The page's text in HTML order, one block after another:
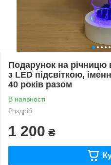
Подарунок на річницю
з LED підсвіткою,
40 років разом
В наявності
Роздріб
1 200 ₴